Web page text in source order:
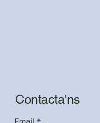
Contacta'ns